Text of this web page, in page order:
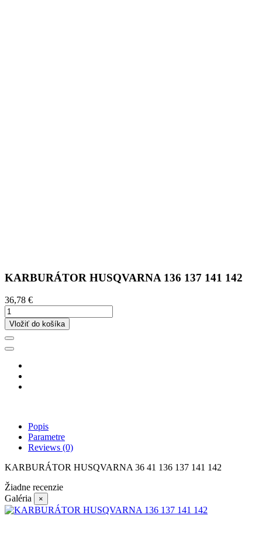
KARBURÁTOR HUSQVARNA 136 137 141 142
36,78 €
Vložiť do košíka
Popis
Parametre
Reviews (0)
KARBURÁTOR HUSQVARNA 36 41 136 137 141 142
Žiadne recenzie
Galéria
×